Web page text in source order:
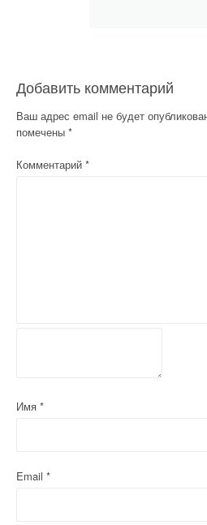
м
Добавить комментарий
Ваш адрес email не будет
помечены *
Комментарий *
Имя *
Email *